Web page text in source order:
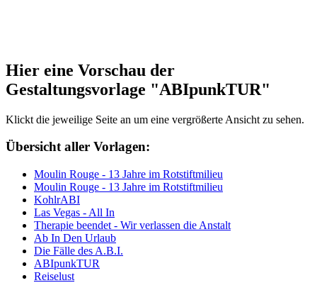
Hier eine Vorschau der
Gestaltungsvorlage "ABIpunkTUR"
Klickt die jeweilige Seite an um eine vergrößerte Ansicht zu sehen.
Übersicht aller Vorlagen:
Moulin Rouge - 13 Jahre im Rotstiftmilieu
Moulin Rouge - 13 Jahre im Rotstiftmilieu
KohlrABI
Las Vegas - All In
Therapie beendet - Wir verlassen die Anstalt
Ab In Den Urlaub
Die Fälle des A.B.I.
ABIpunkTUR
Reiselust